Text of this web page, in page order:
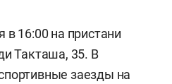
в 16:00 на пристани
Такташа, 35. В
заезды на